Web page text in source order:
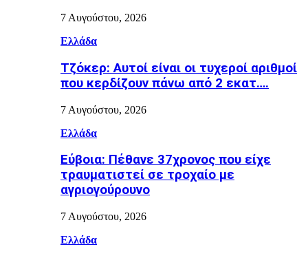
7 Αυγούστου, 2026
Ελλάδα
Τζόκερ: Αυτοί είναι οι τυχεροί αριθμοί
που κερδίζουν πάνω από 2 εκατ….
7 Αυγούστου, 2026
Ελλάδα
Εύβοια: Πέθανε 37χρονος που είχε
τραυματιστεί σε τροχαίο με
αγριογούρουνο
7 Αυγούστου, 2026
Ελλάδα